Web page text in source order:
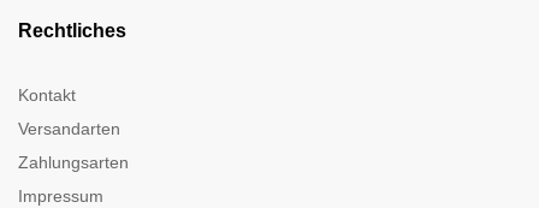
Rechtliches
Kontakt
Versandarten
Zahlungsarten
Impressum